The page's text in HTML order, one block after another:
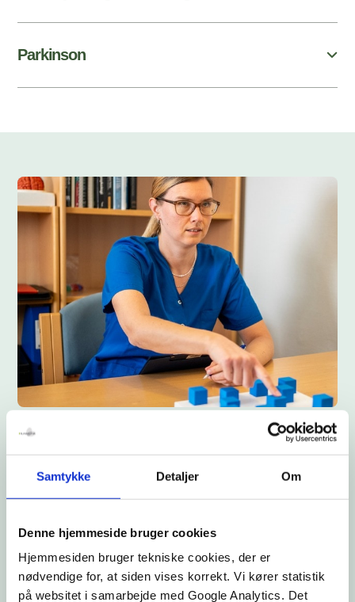
Samtykke Detaljer Om
Denne hjemmeside bruger cookies
Hjemmesiden bruger tekniske cookies, der er
nødvendige for, at siden vises korrekt. Vi kører statistik
på websitet i samarbejde med Google Analytics. Det
Parkinson
Hvem kan henvise?
Epilepsihospitalet
Praktiserende læger, speciallæger, regionernes
neurologiske og pædiatriske afdelinger kan henvise